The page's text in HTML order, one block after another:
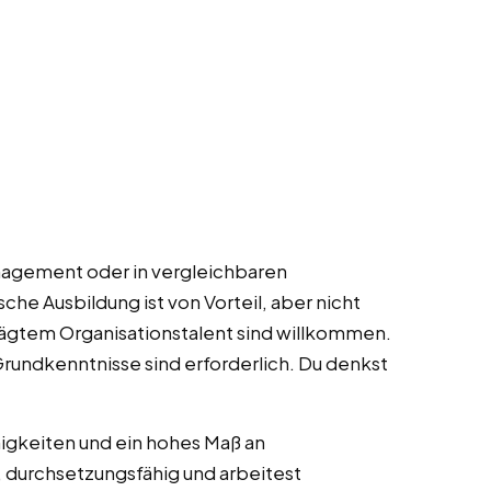
oder in vergleichbaren
Ausbildung ist von Vorteil, aber nicht
Organisationstalent sind willkommen.
sind erforderlich. Du denkst
und ein hohes Maß an
und arbeitest